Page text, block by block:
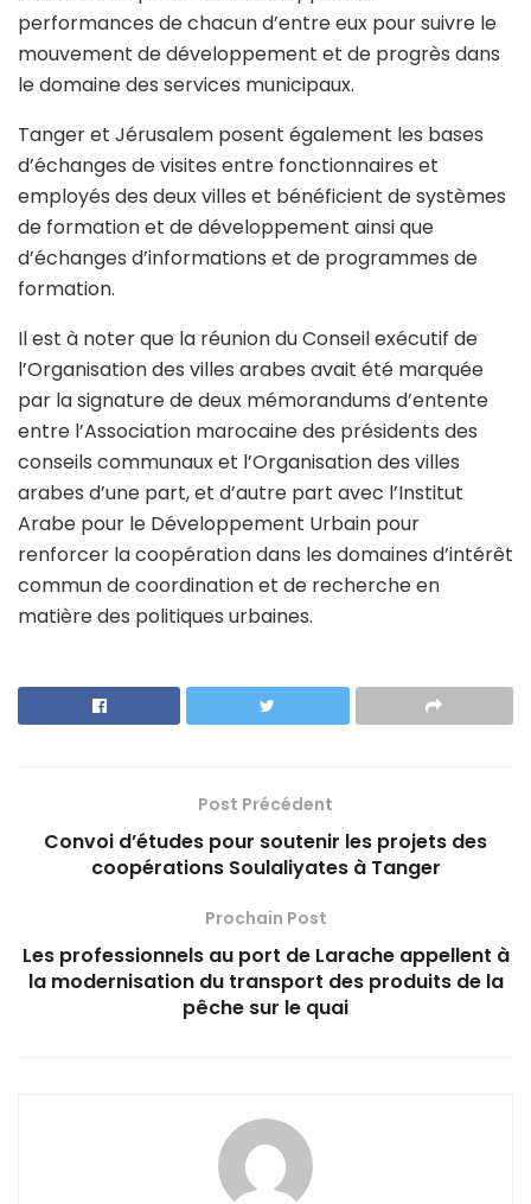
performances de chacun d’entre eux pour suivre le
mouvement de développement et de progrès dans
le domaine des services municipaux.
Tanger et Jérusalem posent également les bases
d’échanges de visites entre fonctionnaires et
employés des deux villes et bénéficient de systèmes
de formation et de développement ainsi que
d’échanges d’informations et de programmes de
formation.
Il est à noter que la réunion du Conseil exécutif de
l’Organisation des villes arabes avait été marquée
par la signature de deux mémorandums d’entente
entre l’Association marocaine des présidents des
conseils communaux et l’Organisation des villes
arabes d’une part, et d’autre part avec l’Institut
Arabe pour le Développement Urbain pour
renforcer la coopération dans les domaines d’intérêt
commun de coordination et de recherche en
matière des politiques urbaines.
Post Précédent
Convoi d’études pour soutenir les projets des
coopérations Soulaliyates à Tanger‎
Prochain Post
Les professionnels au port de Larache appellent à
la modernisation du transport des produits de la
pêche sur le quai